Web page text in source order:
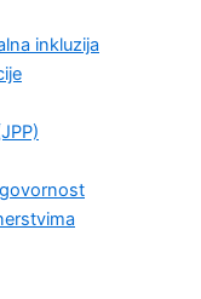
inkluzija